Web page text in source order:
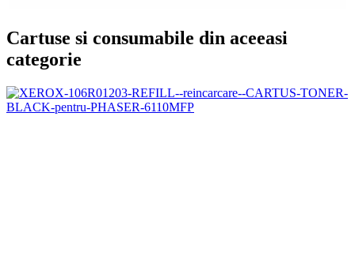
Cartuse si consumabile din aceeasi
categorie